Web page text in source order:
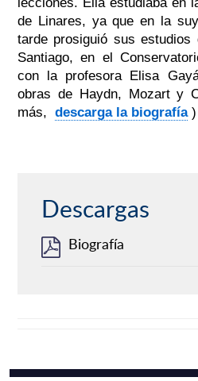
lecciones. Ella estudiaba en
de Linares, ya que en la
tarde prosiguió sus
Santiago, en el
con la profesora Elisa
obras de Haydn, Mozart y
más, descarga la biografía )
Descargas
Biografía